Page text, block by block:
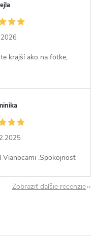
krajší ako na fotke,
Vianocami .Spokojnosť
Zobraziť ďalšie recenzie